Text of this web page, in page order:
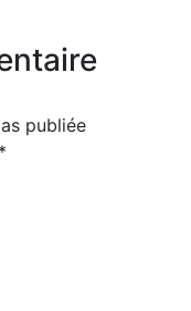
publiée
*